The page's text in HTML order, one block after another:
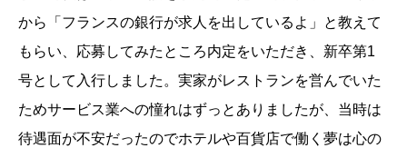
から「フランスの銀行が求人を出しているよ」と教えて
もらい、応募してみたところ内定をいただき、新卒第1
号として入行しました。実家がレストランを営んでいた
ためサービス業への憧れはずっとありましたが、当時は
待遇面が不安だったのでホテルや百貨店で働く夢は心の